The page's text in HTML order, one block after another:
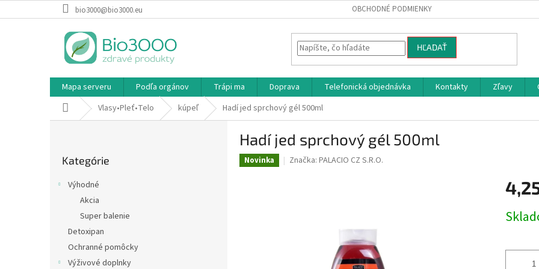
na
bio3000@bio3000.eu OBCHODNÉ PODMIENKY
HĽADAŤ
Mapa serveru Podľa orgánov Trápi ma Doprava Telefonická objednávka Kontakty Zľavy
DomovVlasy•Pleť•Telo kúpeľ Hadí jed sprchový gél 500ml
kategórie
Kategórie
Výhodné
Akcia
Super balenie
Detoxipan
Ochranné pomôcky
Výživové doplnky
Hadí jed sprchový gél 500ml
Novinka Značka: PALACIO CZ S.R.O.
cena: